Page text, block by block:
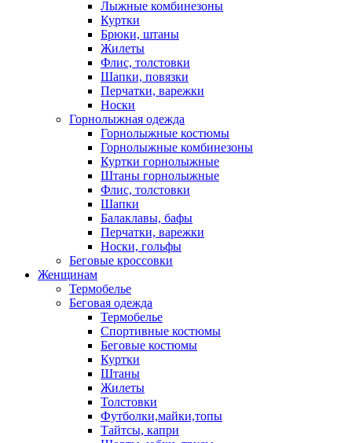
Лыжные комбинезоны
Куртки
Брюки, штаны
Жилеты
Флис, толстовки
Шапки, повязки
Перчатки, варежки
Носки
Горнолыжная одежда
Горнолыжные костюмы
Горнолыжные комбинезоны
Куртки горнолыжные
Штаны горнолыжные
Флис, толстовки
Шапки
Балаклавы, бафы
Перчатки, варежки
Носки, гольфы
Беговые кроссовки
Женщинам
Термобелье
Беговая одежда
Термобелье
Спортивные костюмы
Беговые костюмы
Куртки
Штаны
Жилеты
Толстовки
Футболки,майки,топы
Тайтсы, капри